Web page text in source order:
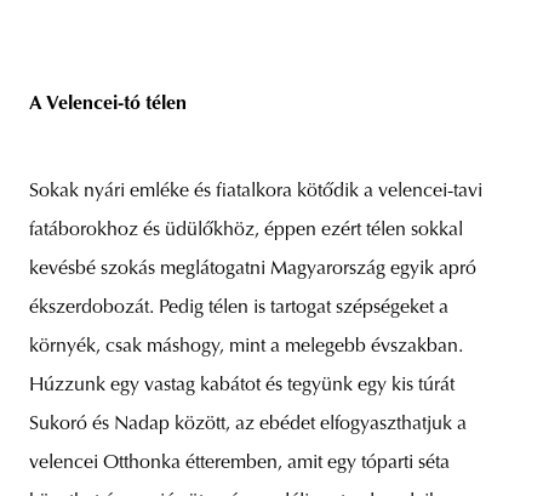
A Velencei-tó télen
Sokak nyári emléke és fiatalkora kötődik a velencei-tavi
fatáborokhoz és üdülőkhöz, éppen ezért télen sokkal
kevésbé szokás meglátogatni Magyarország egyik apró
ékszerdobozát. Pedig télen is tartogat szépségeket a
környék, csak máshogy, mint a melegebb évszakban.
Húzzunk egy vastag kabátot és tegyünk egy kis túrát
Sukoró és Nadap között, az ebédet elfogyaszthatjuk a
velencei Otthonka étteremben, amit egy tóparti séta